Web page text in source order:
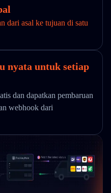
dari asal ke tujuan di satu
nyata untuk setiap
dan dapatkan pembaruan
webhook dari